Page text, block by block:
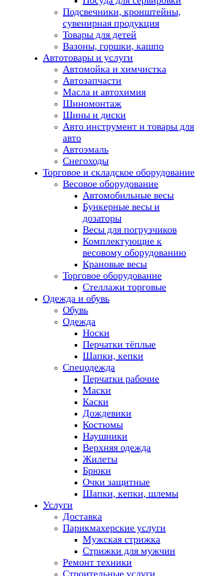
Подсвечники, кронштейны,
сувенирная продукция
Товары для детей
Вазоны, горшки, кашпо
Автотовары и услуги
Автомойка и химчистка
Автозапчасти
Масла и автохимия
Шиномонтаж
Шины и диски
Авто инструмент и товары для
авто
Автоэмаль
Снегоходы
Торговое и складское оборудование
Весовое оборудование
Автомобильные весы
Бункерные весы и
дозаторы
Весы для погрузчиков
Комплектующие к
весовому оборудованию
Крановые весы
Торговое оборудование
Стеллажи торговые
Одежда и обувь
Обувь
Одежда
Носки
Перчатки тёплые
Шапки, кепки
Спецодежда
Перчатки рабочие
Маски
Каски
Дождевики
Костюмы
Наушники
Верхняя одежда
Жилеты
Брюки
Очки защитные
Шапки, кепки, шлемы
Услуги
Доставка
Парикмахерские услуги
Мужская стрижка
Стрижки для мужчин
Ремонт техники
Строительные услуги